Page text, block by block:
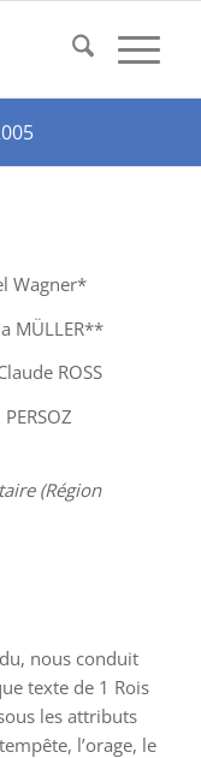
ROSS
(Région
nous conduit
texte de 1 Rois
les attributs
l’orage, le